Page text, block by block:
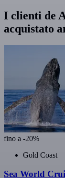
I clienti de
acquistato
fino a -20%
Gold Coast
Sea World